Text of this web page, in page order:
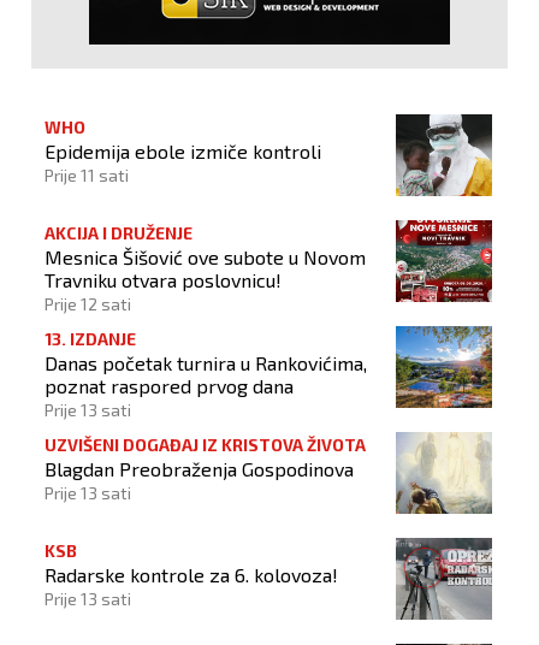
WHO
Epidemija ebole izmiče kontroli
Prije 11 sati
AKCIJA I DRUŽENJE
Mesnica Šišović ove subote u Novom
Travniku otvara poslovnicu!
Prije 12 sati
13. IZDANJE
Danas početak turnira u Rankovićima,
poznat raspored prvog dana
Prije 13 sati
UZVIŠENI DOGAĐAJ IZ KRISTOVA ŽIVOTA
Blagdan Preobraženja Gospodinova
Prije 13 sati
KSB
Radarske kontrole za 6. kolovoza!
Prije 13 sati